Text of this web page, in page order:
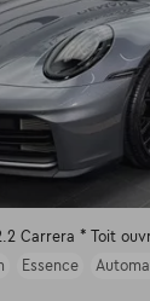
Carrera * Toit
Essence